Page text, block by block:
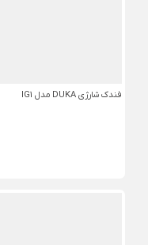
فندک شارژی DUKA مدل IG1